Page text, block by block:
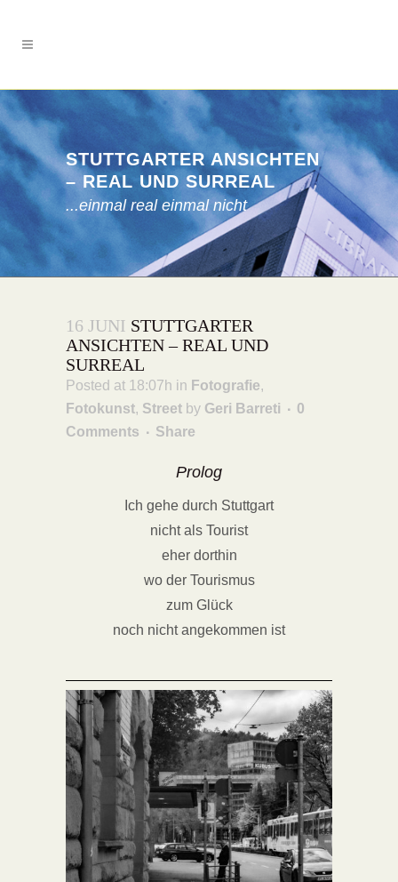
STUTTGARTER ANSICHTEN
– REAL UND SURREAL
...einmal real einmal nicht
16 JUNI STUTTGARTER
ANSICHTEN – REAL UND
SURREAL
Posted at 18:07h in Fotografie,
Fotokunst, Street by Geri Barreti
0
Comments
Share
Prolog
Ich gehe durch Stuttgart
nicht als Tourist
eher dorthin
wo der Tourismus
zum Glück
noch nicht angekommen ist